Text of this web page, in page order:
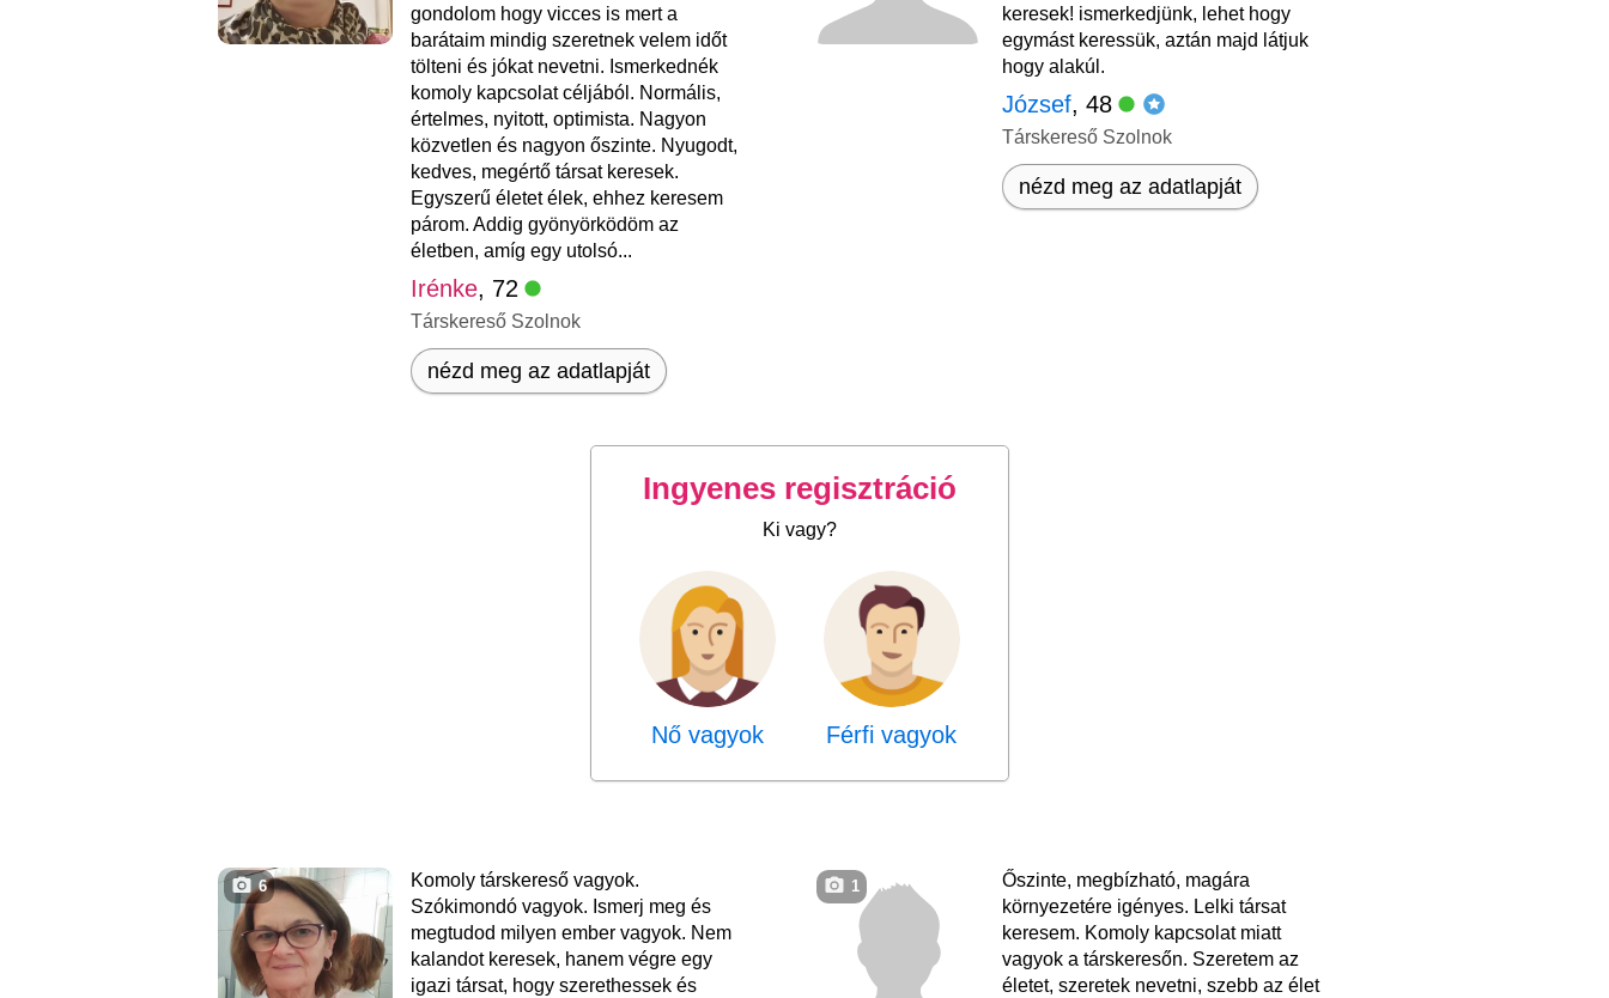
gondolom hogy vicces is mert a
barátaim mindig szeretnek velem időt
tölteni és jókat nevetni. Ismerkednék
komoly kapcsolat céljából. Normális,
értelmes, nyitott, optimista. Nagyon
közvetlen és nagyon őszinte. Nyugodt,
kedves, megértő társat keresek.
Egyszerű életet élek, ehhez keresem
párom. Addig gyönyörködöm az
életben, amíg egy utolsó...
Irénke, 72
Társkereső Szolnok
nézd meg az adatlapját
keresek! ismerkedjünk, lehet hogy
egymást keressük, aztán majd látjuk
hogy alakúl.
József, 48
Társkereső Szolnok
nézd meg az adatlapját
Ingyenes regisztráció
Ki vagy?
Nő vagyok Férfi vagyok
6
Komoly társkereső vagyok.
Szókimondó vagyok. Ismerj meg és
megtudod milyen ember vagyok. Nem
kalandot keresek, hanem végre egy
igazi társat, hogy szerethessek és
1
Őszinte, megbízható, magára
környezetére igényes. Lelki társat
keresem. Komoly kapcsolat miatt
vagyok a társkeresőn. Szeretem az
életet, szeretek nevetni, szebb az élet